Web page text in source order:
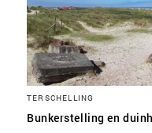
TERSCHELLING
Bunkerstelling en